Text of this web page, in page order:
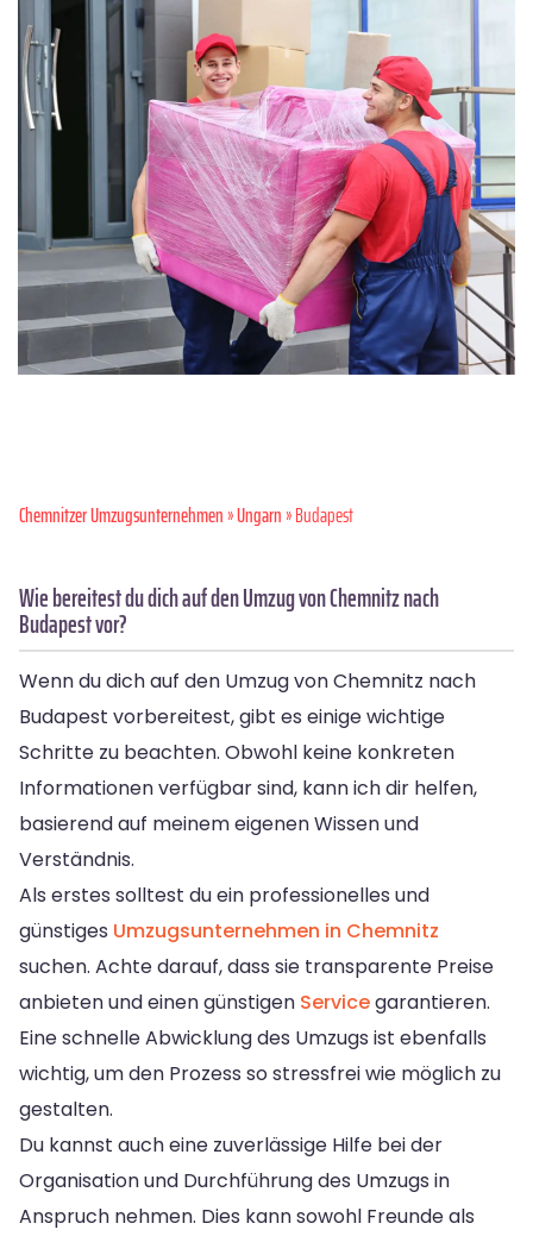
Chemnitzer Umzugsunternehmen»Ungarn» Budapest
Wie bereitest du dich auf den Umzug von Chemnitz nach
Budapest vor?
Wenn du dich auf den Umzug von Chemnitz nach
Budapest vorbereitest, gibt es einige wichtige
Schritte zu beachten. Obwohl keine konkreten
Informationen verfügbar sind, kann ich dir helfen,
basierend auf meinem eigenen Wissen und
Verständnis.
Als erstes solltest du ein professionelles und
günstiges Umzugsunternehmen in Chemnitz
suchen. Achte darauf, dass sie transparente Preise
anbieten und einen günstigen Servicegarantieren.
Eine schnelle Abwicklung des Umzugs ist ebenfalls
wichtig, um den Prozess so stressfrei wie möglich zu
gestalten.
Du kannst auch eine zuverlässige Hilfe bei der
Organisation und Durchführung des Umzugs in
Anspruch nehmen. Dies kann sowohl Freunde als